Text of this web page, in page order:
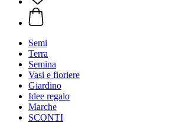
Semi
Terra
Semina
Vasi e fioriere
Giardino
Idee regalo
Marche
SCONTI